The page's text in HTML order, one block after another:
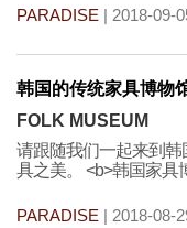
PARADISE | 2018-09-
韩国的传统家具博物
FOLK MUSEUM
请跟随我们一起来到
具之美。 <b>韩国家具
PARADISE | 2018-08-